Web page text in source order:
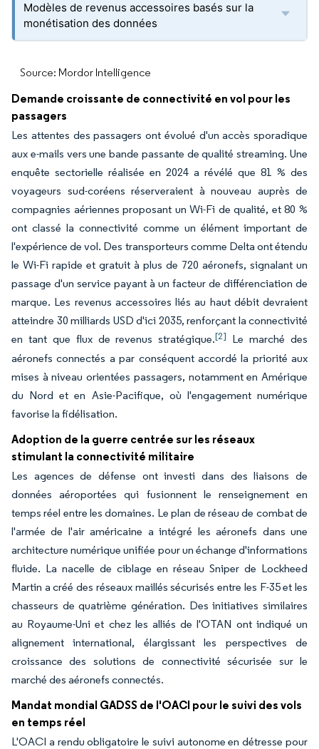
Modèles de revenus accessoires basés sur la
monétisation des données
Source: Mordor Intelligence
Demande croissante de connectivité en vol pour les
passagers
Les attentes des passagers ont évolué d'un accès sporadique
aux e-mails vers une bande passante de qualité streaming. Une
enquête sectorielle réalisée en 2024 a révélé que 81 % des
voyageurs sud-coréens réserveraient à nouveau auprès de
compagnies aériennes proposant un Wi-Fi de qualité, et 80 %
ont classé la connectivité comme un élément important de
l'expérience de vol. Des transporteurs comme Delta ont étendu
le Wi-Fi rapide et gratuit à plus de 720 aéronefs, signalant un
passage d'un service payant à un facteur de différenciation de
marque. Les revenus accessoires liés au haut débit devraient
atteindre 30 milliards USD d'ici 2035, renforçant la connectivité
en tant que flux de revenus stratégique.[2] Le marché des
aéronefs connectés a par conséquent accordé la priorité aux
mises à niveau orientées passagers, notamment en Amérique
du Nord et en Asie-Pacifique, où l'engagement numérique
favorise la fidélisation.
Adoption de la guerre centrée sur les réseaux
stimulant la connectivité militaire
Les agences de défense ont investi dans des liaisons de
données aéroportées qui fusionnent le renseignement en
temps réel entre les domaines. Le plan de réseau de combat de
l'armée de l'air américaine a intégré les aéronefs dans une
architecture numérique unifiée pour un échange d'informations
fluide. La nacelle de ciblage en réseau Sniper de Lockheed
Martin a créé des réseaux maillés sécurisés entre les F-35 et les
chasseurs de quatrième génération. Des initiatives similaires
au Royaume-Uni et chez les alliés de l'OTAN ont indiqué un
alignement international, élargissant les perspectives de
croissance des solutions de connectivité sécurisée sur le
marché des aéronefs connectés.
Mandat mondial GADSS de l'OACI pour le suivi des vols
en temps réel
L'OACI a rendu obligatoire le suivi autonome en détresse pour